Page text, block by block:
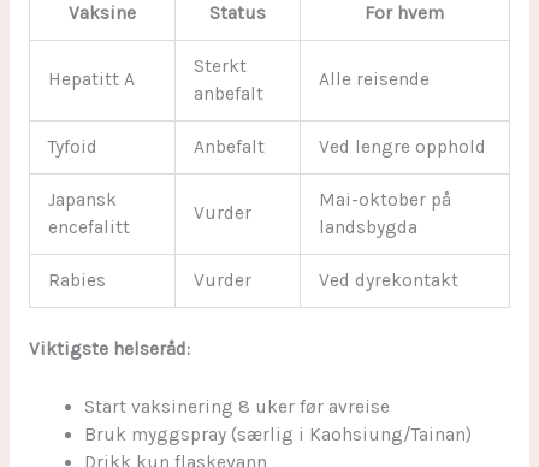
Vaksine Status For hvem
Hepatitt A
Sterkt
anbefalt
Alle reisende
Tyfoid Anbefalt Ved lengre opphold
Japansk
encefalitt
Vurder
Mai-oktober på
landsbygda
Rabies Vurder Ved dyrekontakt
Viktigste helseråd:
Start vaksinering 8 uker før avreise
Bruk myggspray (særlig i Kaohsiung/Tainan)
Drikk kun flaskevann